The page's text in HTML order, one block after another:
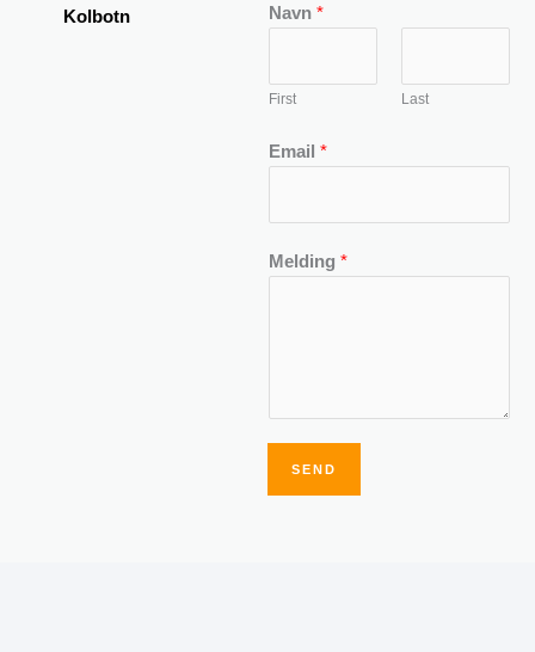
Kolbotn
Navn *
First Last
Email *
Melding *
SEND